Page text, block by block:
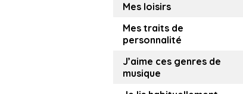
Mes loisirs
Mes traits de
personnalité
J’aime ces genres de
musique